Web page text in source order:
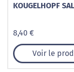
KOUGELHOPF
8,40 €
Voir le